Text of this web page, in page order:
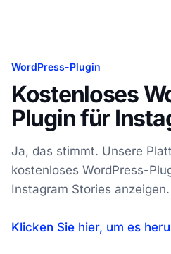
WordPress-Plugin
Kostenloses
Plugin für
Ja, das stimmt. Unsere
kostenloses WordPress-
Instagram Stories anzeigen.
Klicken Sie hier, um es